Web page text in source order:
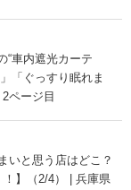
“車内遮光カーテ
「ぐっすり眠れま
ページ目
いと思う店はどこ？
！】（2/4） | 兵庫県